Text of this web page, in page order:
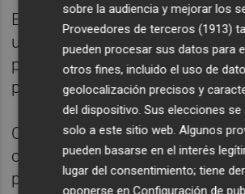
En la Bundesliga, el
un momento tranquilo. Es
puntos, lejos del liderato del
pero instalado en puestos
Con este contexto, el partido
como una final para los
prueba de carácter para el
sobre la audiencia y mejorar los
Proveedores de terceros (1913)
pueden procesar sus datos para
otros fines, incluido el uso de
geolocalización precisos y
del dispositivo. Sus elecciones se
solo a este sitio web. Algunos
pueden basarse en el interés
lugar del consentimiento; tiene
oponerse enConfiguración de